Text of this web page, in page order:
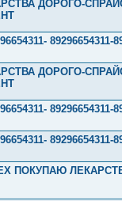
ДОРОГО-
ДОРОГО-
ПОКУПАЮ